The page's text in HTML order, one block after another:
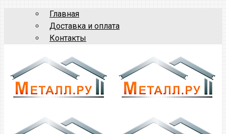
Главная
Доставка и оплата
Контакты